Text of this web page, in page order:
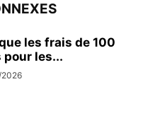
les frais de 100
les...